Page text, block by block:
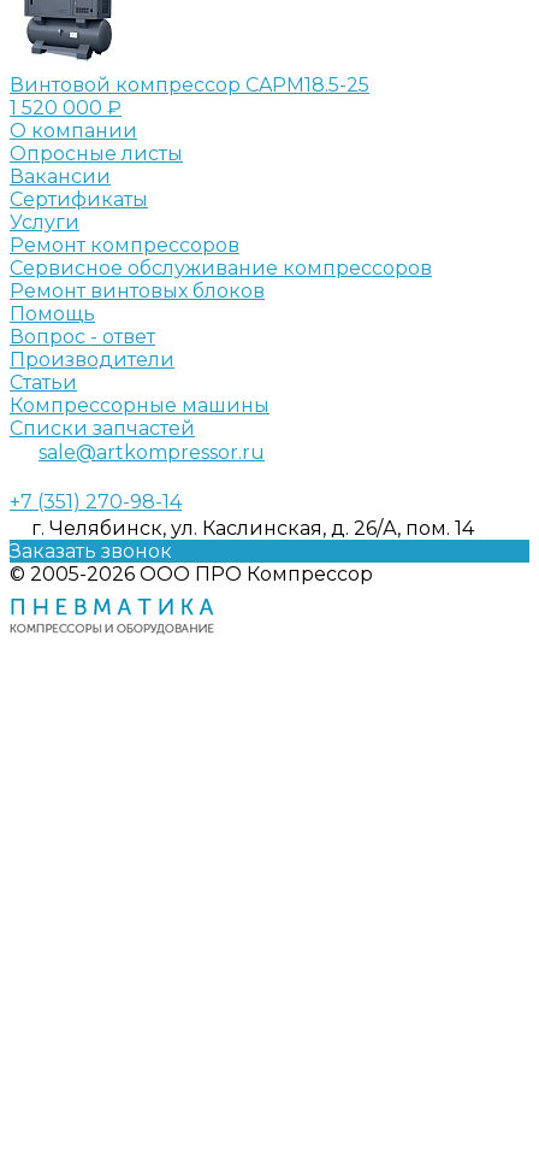
Винтовой компрессор CAPM18.5-25
1 520 000 ₽
О компании
Опросные листы
Вакансии
Сертификаты
Услуги
Ремонт компрессоров
Сервисное обслуживание компрессоров
Ремонт винтовых блоков
Помощь
Вопрос - ответ
Производители
Статьи
Компрессорные машины
Списки запчастей
sale@artkompressor.ru
+7 (351) 270-98-14
г. Челябинск, ул. Каслинская, д. 26/А, пом. 14
Заказать звонок
© 2005-2026 ООО ПРО Компрессор